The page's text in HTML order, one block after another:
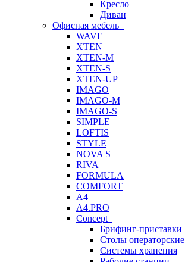
Кресло
Диван
Офисная мебель
WAVE
XTEN
XTEN-M
XTEN-S
XTEN-UP
IMAGO
IMAGO-M
IMAGO-S
SIMPLE
LOFTIS
STYLE
NOVA S
RIVA
FORMULA
COMFORT
A4
A4.PRO
Concept
Брифинг-приставки
Столы операторские
Системы хранения